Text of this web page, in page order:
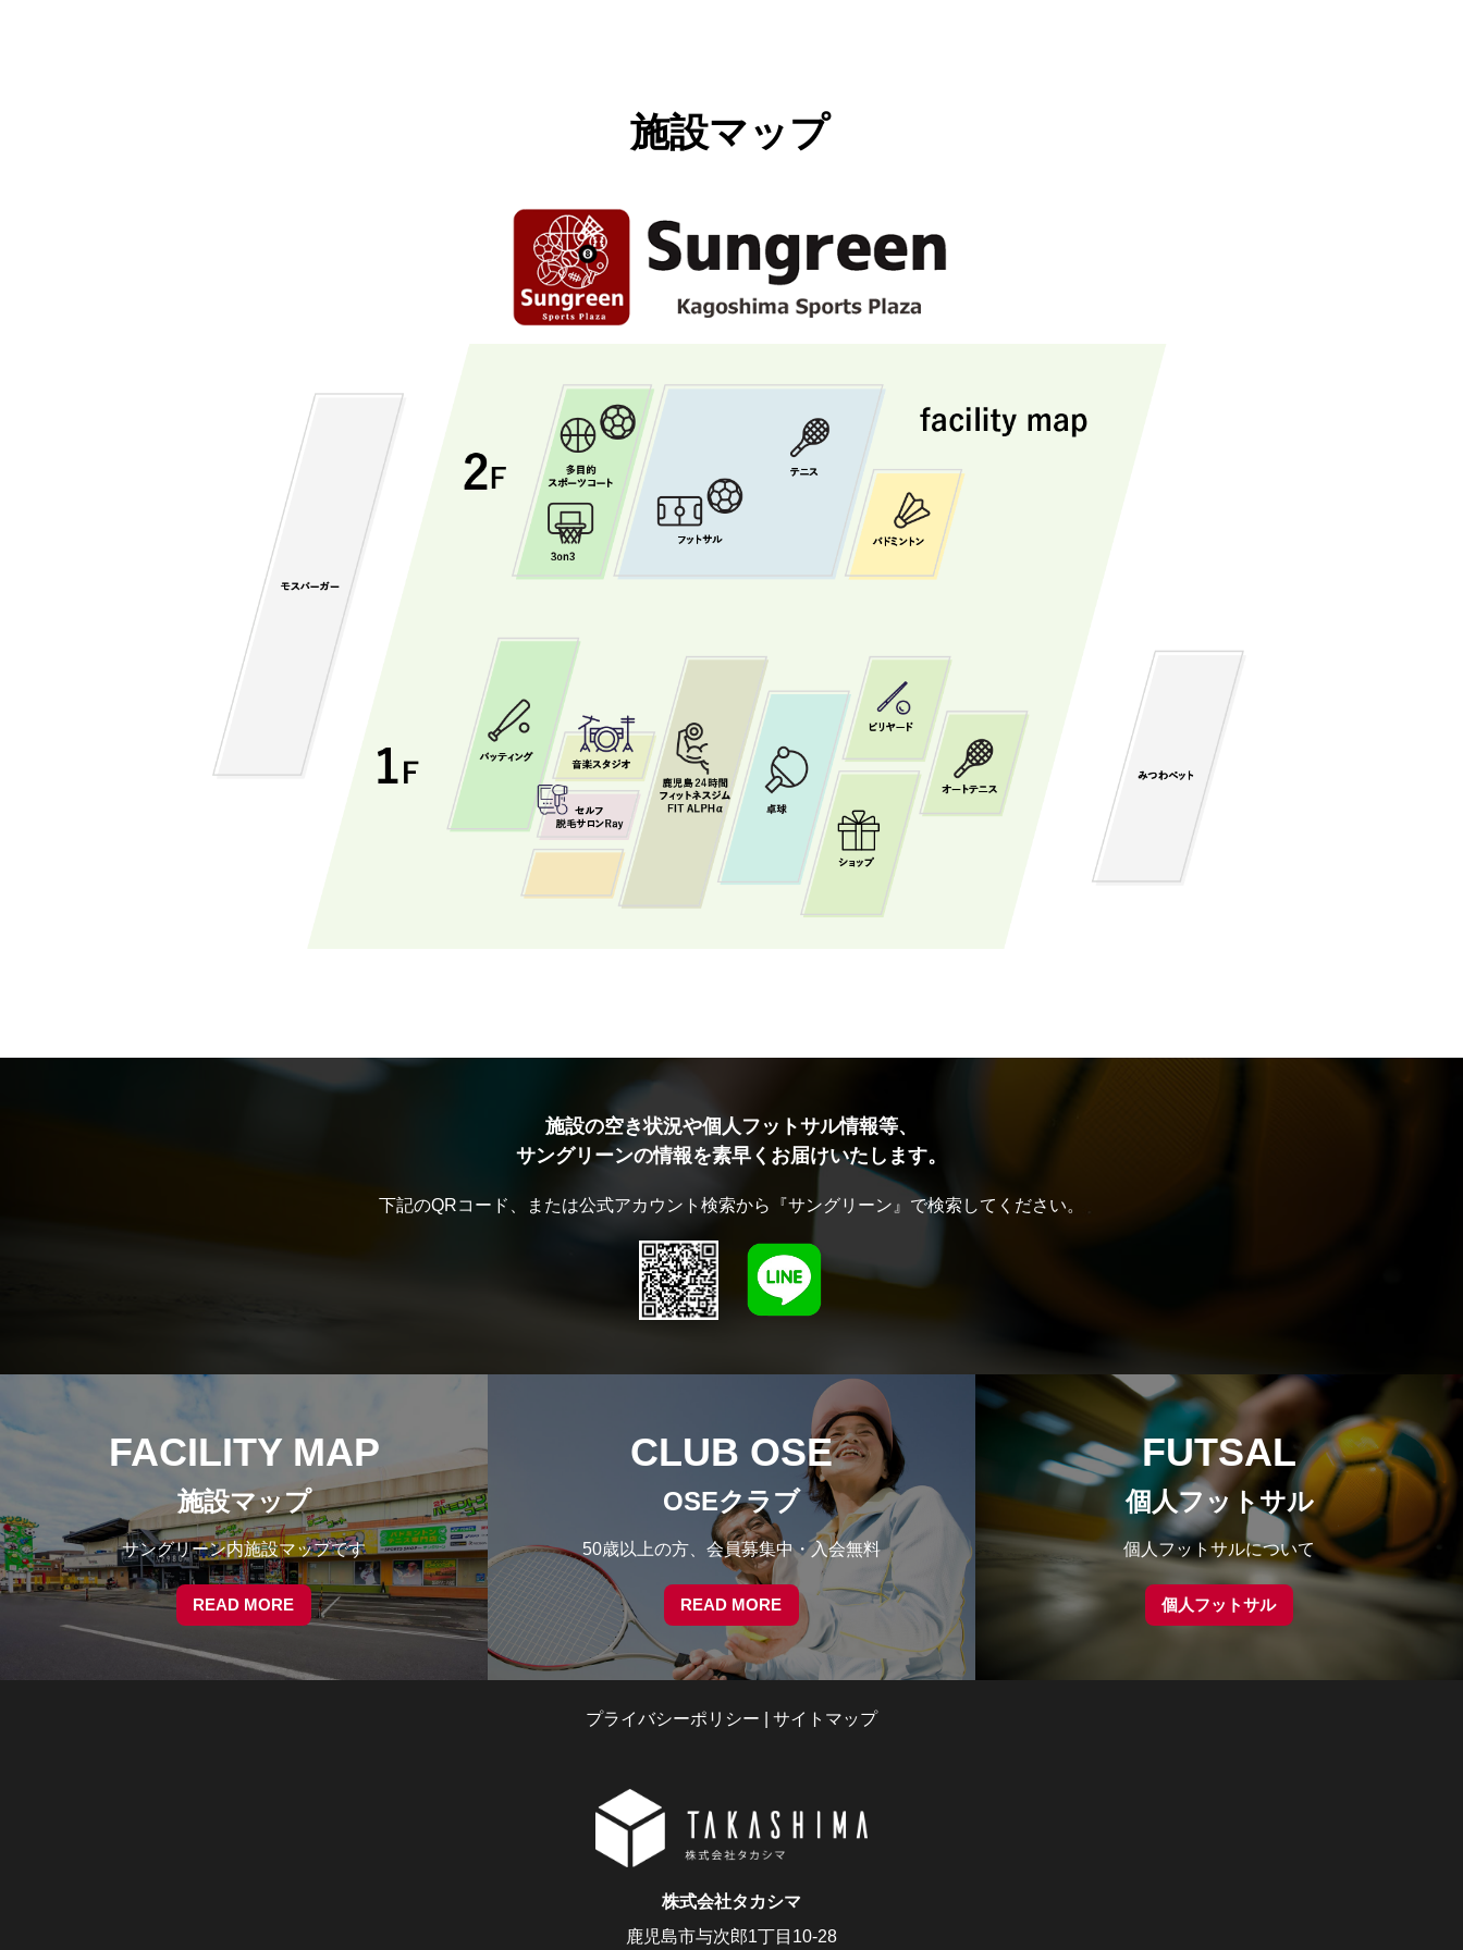
施設マップ
施設の空き状況や個人フットサル情報等、
サングリーンの情報を素早くお届けいたします。
下記のQRコード、または公式アカウント検索から『サングリーン』で検索してください。
FACILITY MAP
施設マップ
サングリーン内施設マップです
READ MORE
CLUB OSE
OSEクラブ
50歳以上の方、会員募集中・入会無料
READ MORE
FUTSAL
個人フットサル
個人フットサルについて
個人フットサル
プライバシーポリシー サイトマップ
株式会社タカシマ
鹿児島市与次郎1丁目10-28